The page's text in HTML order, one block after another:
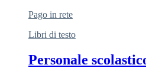
Pago in rete
Libri di testo
Personale